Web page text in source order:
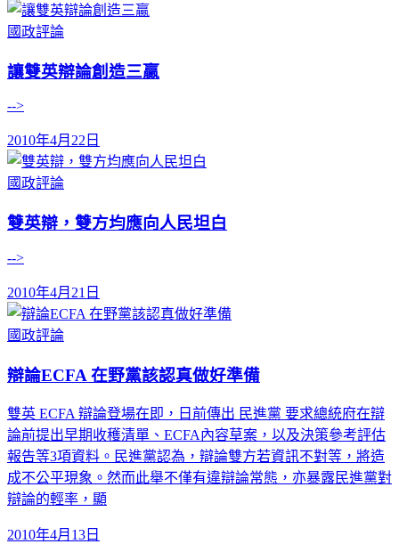
國政評論
讓雙英辯論創造三贏
-->
2010年4月22日
國政評論
雙英辯，雙方均應向人民坦白
-->
2010年4月21日
國政評論
辯論ECFA 在野黨該認真做好準備
雙英 ECFA 辯論登場在即，日前傳出 民進黨 要求總統府在辯
論前提出早期收穫清單、ECFA內容草案，以及決策參考評估
報告等3項資料。民進黨認為，辯論雙方若資訊不對等，將造
成不公平現象。然而此舉不僅有違辯論常態，亦暴露民進黨對
辯論的輕率，顯
2010年4月13日